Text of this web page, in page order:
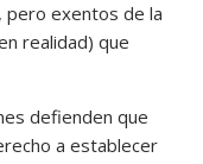
pero exentos de la
realidad) que
defienden que
a establecer